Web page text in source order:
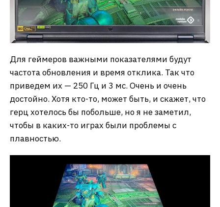
Для геймеров важными показателями будут
частота обновления и время отклика. Так что
приведем их — 250 Гц и 3 мс. Очень и очень
достойно. Хотя кто-то, может быть, и скажет, что
герц хотелось бы побольше, но я не заметил,
чтобы в каких-то играх были проблемы с
плавностью.